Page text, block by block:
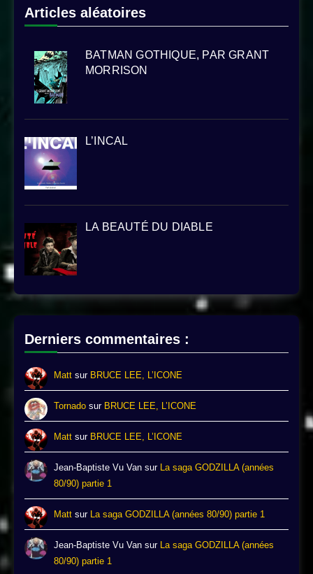
Articles aléatoires
BATMAN GOTHIQUE, PAR GRANT
MORRISON
L’INCAL
LA BEAUTÉ DU DIABLE
Derniers commentaires :
Matt sur BRUCE LEE, L’ICONE
Tornado sur BRUCE LEE, L’ICONE
Matt sur BRUCE LEE, L’ICONE
Jean-Baptiste Vu Van sur La saga GODZILLA (années
80/90) partie 1
Matt sur La saga GODZILLA (années 80/90) partie 1
Jean-Baptiste Vu Van sur La saga GODZILLA (années
80/90) partie 1